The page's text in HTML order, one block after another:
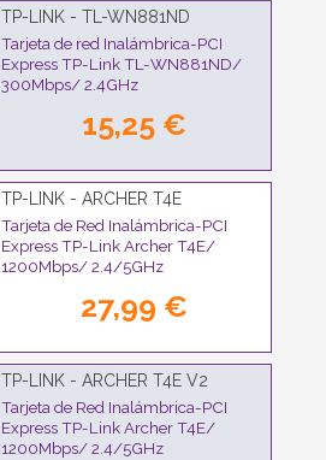
TP-LINK - TL-WN881ND
Tarjeta de red Inalámbrica-PCI
Express TP-Link TL-WN881ND/
300Mbps/ 2.4GHz
15,25 €
TP-LINK - ARCHER T4E
Tarjeta de Red Inalámbrica-PCI
Express TP-Link Archer T4E/
1200Mbps/ 2.4/5GHz
27,99 €
TP-LINK - ARCHER T4E V2
Tarjeta de Red Inalámbrica-PCI
Express TP-Link Archer T4E/
1200Mbps/ 2.4/5GHz